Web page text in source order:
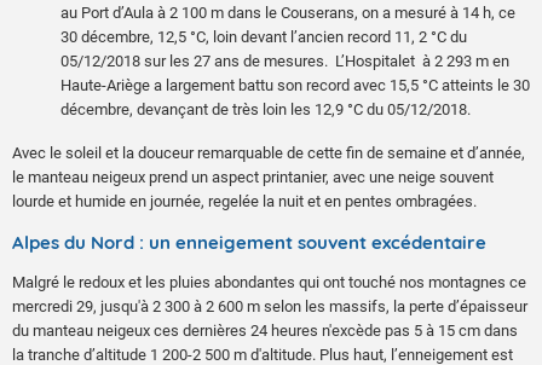
au Port d’Aula à 2 100 m dans le Couserans, on a mesuré à 14 h, ce
30 décembre, 12,5 °C, loin devant l’ancien record 11, 2 °C du
05/12/2018 sur les 27 ans de mesures. L’Hospitalet à 2 293 m en
Haute-Ariège a largement battu son record avec 15,5 °C atteints le 30
décembre, devançant de très loin les 12,9 °C du 05/12/2018.
Avec le soleil et la douceur remarquable de cette fin de semaine et d’année,
le manteau neigeux prend un aspect printanier, avec une neige souvent
lourde et humide en journée, regelée la nuit et en pentes ombragées.
Alpes du Nord : un enneigement souvent excédentaire
Malgré le redoux et les pluies abondantes qui ont touché nos montagnes ce
mercredi 29, jusqu'à 2 300 à 2 600 m selon les massifs, la perte d’épaisseur
du manteau neigeux ces dernières 24 heures n'excède pas 5 à 15 cm dans
la tranche d’altitude 1 200-2 500 m d'altitude. Plus haut, l’enneigement est